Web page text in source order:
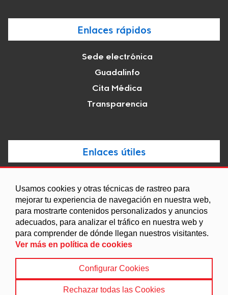
Usamos cookies y otras técnicas de rastreo para
mejorar tu experiencia de navegación en nuestra web,
para mostrarte contenidos personalizados y anuncios
adecuados, para analizar el tráfico en nuestra web y
para comprender de dónde llegan nuestros visitantes.
Ver más en política de cookies
Configurar Cookies
Rechazar todas las Cookies
Enlaces rápidos
Sede electrónica
Guadalinfo
Cita Médica
Transparencia
Enlaces útiles
Agenda
Ordenanzas
Entidades y asociaciones
© 2022 Ayuntamiento de Villanueva de las Torres
Política de Cookies